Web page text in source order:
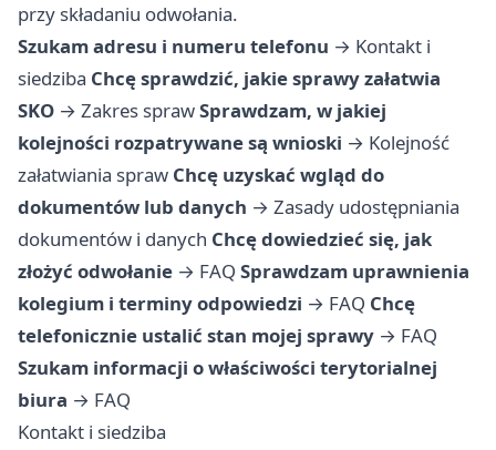
przy składaniu odwołania.
Szukam adresu i numeru telefonu → Kontakt i
siedziba Chcę sprawdzić, jakie sprawy załatwia
SKO → Zakres sprawSprawdzam, w jakiej
kolejności rozpatrywane są wnioski → Kolejność
załatwiania spraw Chcę uzyskać wgląd do
dokumentów lub danych → Zasady udostępniania
dokumentów i danych Chcę dowiedzieć się, jak
złożyć odwołanie → FAQ Sprawdzam uprawnienia
kolegium i terminy odpowiedzi → FAQ Chcę
telefonicznie ustalić stan mojej sprawy → FAQ
Szukam informacji o właściwości terytorialnej
biura → FAQ
Kontakt i siedziba